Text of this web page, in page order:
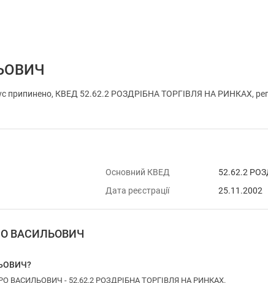
КВЕД 52.62.2 РОЗДРІБНА ТОРГІВЛЯ НА РИНКАХ,
Основний КВЕД
52.62.2
Дата реєстрації 25.11.2002
ВАСИЛЬОВИЧ
ВАСИЛЬОВИЧ - 52.62.2 РОЗДРІБНА ТОРГІВЛЯ НА РИНКАХ.